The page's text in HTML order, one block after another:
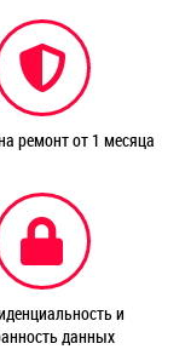
ремонт от 1 месяца
и
данных